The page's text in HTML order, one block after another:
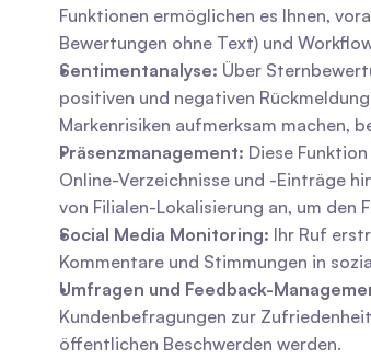
Funktionen ermöglichen es Ihnen,
Bewertungen ohne Text) und
Sentimentanalyse: Über
positiven und negativen
Markenrisiken aufmerksam machen,
Präsenzmanagement: Diese
Online-Verzeichnisse und -Einträge
von Filialen-Lokalisierung an, um den
Social Media Monitoring: Ihr Ruf
Kommentare und Stimmungen in
Umfragen und Feedback-
Kundenbefragungen zur
öffentlichen Beschwerden werden.